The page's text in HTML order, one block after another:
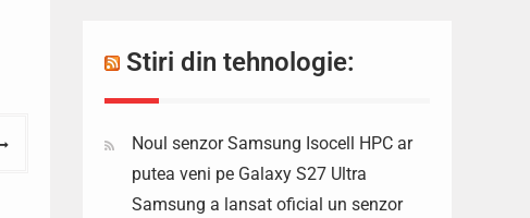
Stiri din tehnologie:
Noul senzor Samsung Isocell HPC ar
putea veni pe Galaxy S27 Ultra
Samsung a lansat oficial un senzor